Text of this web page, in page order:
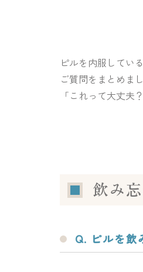
ピルを内服してい
ご質問をまとめまし
「これって大丈夫
飲み
Q. ピルを飲